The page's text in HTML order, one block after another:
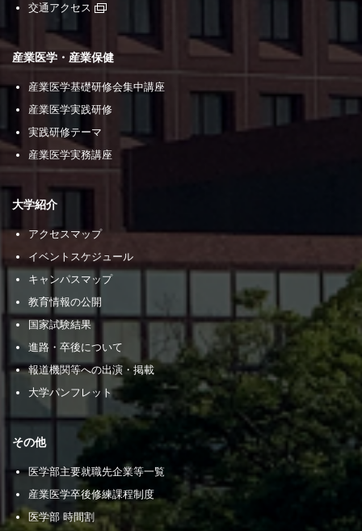
交通アクセス
産業医学・産業保健
産業医学基礎研修会集中講座
産業医学実践研修
実践研修テーマ
産業医学実務講座
大学紹介
アクセスマップ
イベントスケジュール
キャンパスマップ
教育情報の公開
国家試験結果
進路・卒後について
報道機関等への出演・掲載
大学パンフレット
その他
医学部主要就職先企業等一覧
産業医学卒後修練課程制度
医学部 時間割